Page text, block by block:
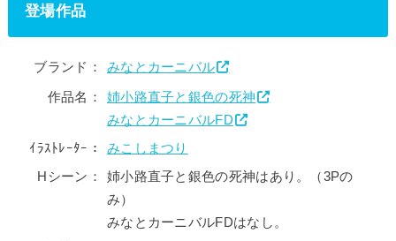
登場作品
ブランド： みなとカーニバル
作品名：
姉小路直子と銀色の死神
みなとカーニバルFD
ｲﾗｽﾄﾚｰﾀｰ：
みこしまつり
Hシーン：
姉小路直子と銀色の死神はあり。（3Pの
み）
みなとカーニバルFDはなし。